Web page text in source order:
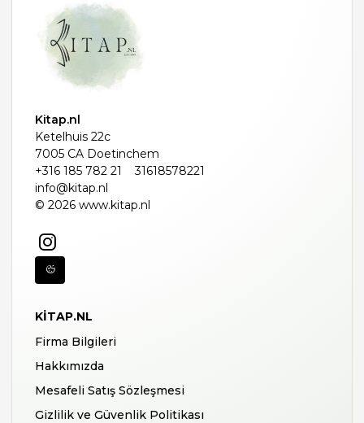
Kitap.nl
Ketelhuis 22c
7005 CA Doetinchem
+316 185 782 21
31618578221
info@kitap.nl
© 2026 www.kitap.nl
KITAP.NL
Firma Bilgileri
Hakkımızda
Mesafeli Satış Sözleşmesi
Gizlilik ve Güvenlik Politikası